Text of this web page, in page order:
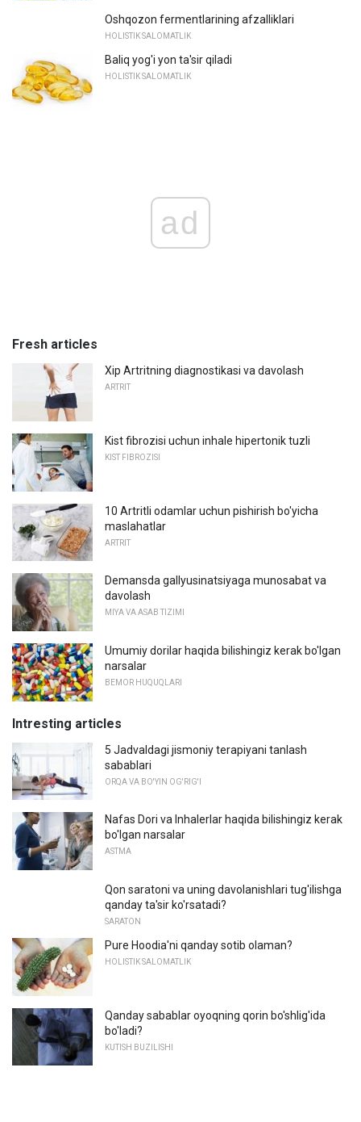
Oshqozon fermentlarining afzalliklari
HOLISTIK SALOMATLIK
Baliq yog'i yon ta'sir qiladi
HOLISTIK SALOMATLIK
ad
Fresh articles
Xip Artritning diagnostikasi va davolash
ARTRIT
Kist fibrozisi uchun inhale hipertonik tuzli
KIST FIBROZISI
10 Artritli odamlar uchun pishirish bo'yicha
maslahatlar
ARTRIT
Demansda gallyusinatsiyaga munosabat va
davolash
MIYA VA ASAB TIZIMI
Umumiy dorilar haqida bilishingiz kerak bo'lgan
narsalar
BEMOR HUQUQLARI
Intresting articles
5 Jadvaldagi jismoniy terapiyani tanlash
sabablari
ORQA VA BO'YIN OG'RIG'I
Nafas Dori va Inhalerlar haqida bilishingiz kerak
bo'lgan narsalar
ASTMA
Qon saratoni va uning davolanishlari tug'ilishga
qanday ta'sir ko'rsatadi?
SARATON
Pure Hoodia'ni qanday sotib olaman?
HOLISTIK SALOMATLIK
Qanday sabablar oyoqning qorin bo'shlig'ida
bo'ladi?
KUTISH BUZILISHI